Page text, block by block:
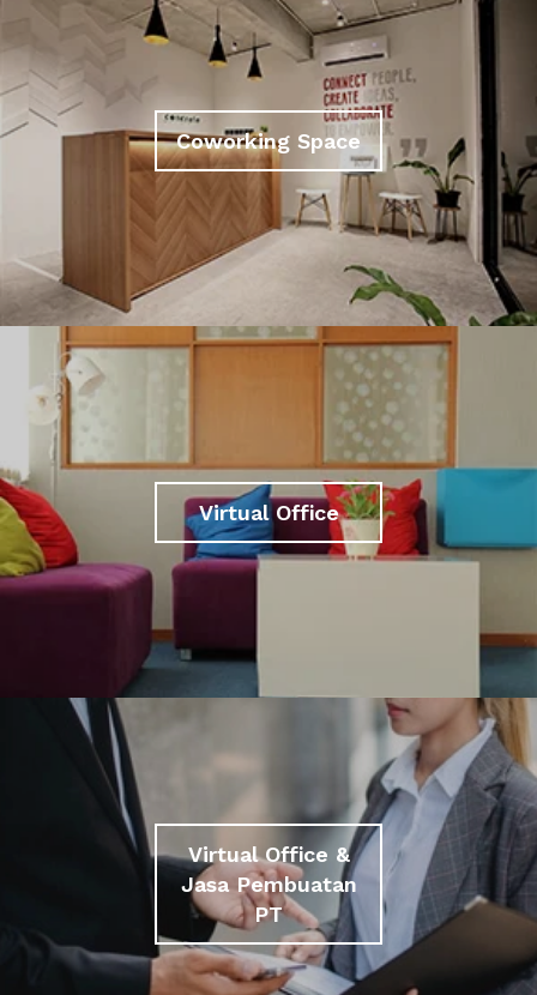
Coworking Space
Virtual Office
Virtual Office &
Jasa Pembuatan
PT